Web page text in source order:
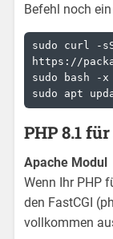
Befehl noch
sudo curl -
https://
sudo bash -x
sudo apt
PHP 8.1
Apache Modul
Wenn Ihr PHP
den FastCGI
vollkommen